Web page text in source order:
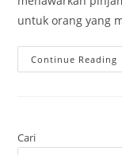
untuk orang yang
Continue Reading
Cari